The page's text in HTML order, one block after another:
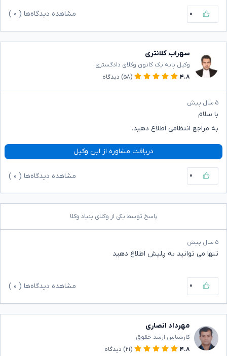
۰ مشاهده دیدگاه‌ها ( ۰
سهراب کلانتری
وکیل پایه یک کانون وکلای دادگستری
۴.۸
(۵۸) دیدگاه
۵ سال پیش
با سلام
به مراجع انتظامی اطلاع دهید.
دریافت مشاوره از این وکیل
۰ مشاهده دیدگاه‌ها ( ۰
پاسخ توسط یکی از وکلای بنیاد وکلا
۵ سال پیش
تنها می توانید به پلیش اطلاع دهید
۰ مشاهده دیدگاه‌ها ( ۰
مهرداد انصاری
کارشناس ارشد حقوق
۴.۸
(۲۱) دیدگاه